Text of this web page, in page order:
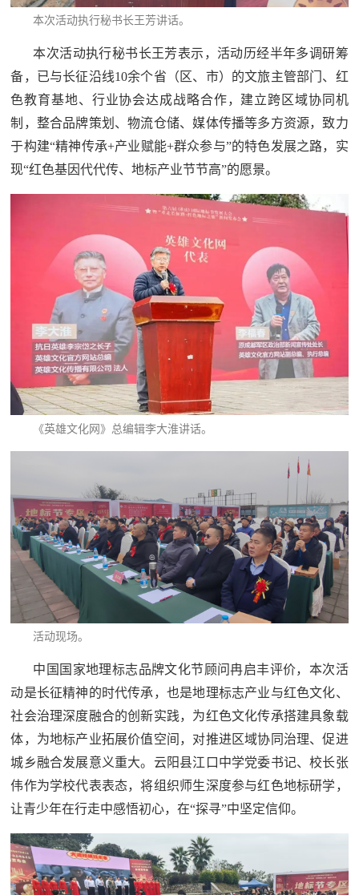
红
关
于
我
本次活动执行秘书长王芳讲话。
本次活动执行秘书长王芳表示，活动历经半年多调研筹
备，已与长征沿线10余个省（区、市）的文旅主管部门、红
色教育基地、行业协会达成战略合作，建立跨区域协同机
制，整合品牌策划、物流仓储、媒体传播等多方资源，致力
于构建“精神传承+产业赋能+群众参与”的特色发展之路，实
现“红色基因代代传、地标产业节节高”的愿景。
《英雄文化网》总编辑李大淮讲话。
活动现场。
中国国家地理标志品牌文化节顾问冉启丰评价，本次活
动是长征精神的时代传承，也是地理标志产业与红色文化、
社会治理深度融合的创新实践，为红色文化传承搭建具象载
体，为地标产业拓展价值空间，对推进区域协同治理、促进
城乡融合发展意义重大。云阳县江口中学党委书记、校长张
伟作为学校代表表态，将组织师生深度参与红色地标研学，
让青少年在行走中感悟初心，在“探寻”中坚定信仰。